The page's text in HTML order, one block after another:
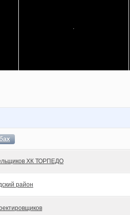
ХК ТОРПЕДО
район